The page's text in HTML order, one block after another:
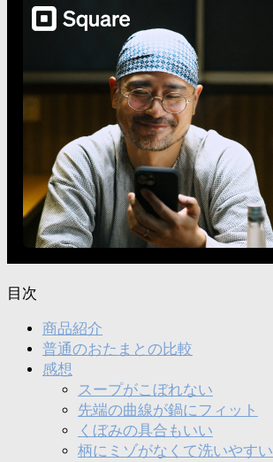
目次
商品紹介
普通のおたまとの比較
感想
スープがこぼれない
先端の曲線が鍋にフィット
くぼみの具合もいい
柄にミゾがなくて洗いやすい